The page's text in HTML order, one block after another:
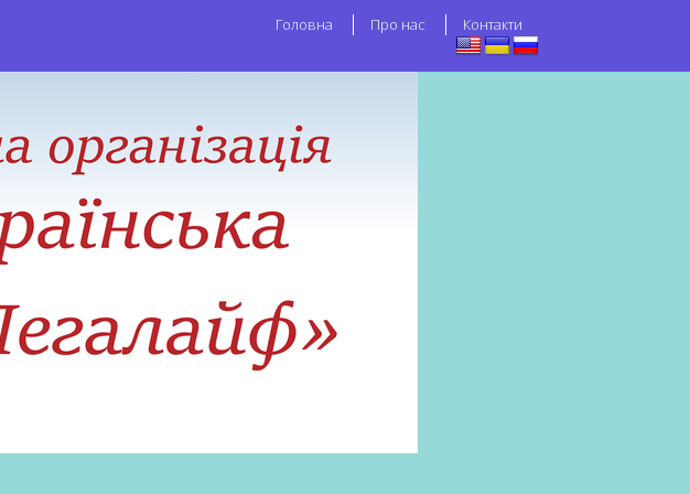
Головна Про нас Контакти